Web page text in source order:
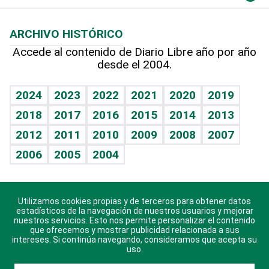
Hablando con el pediatra
Vida y familia
Eñe
Celebrando la vida
Sin complejos
En pocas palabras
Escuchando al corazón
Economía Personal
Línea de hit
TBT Deportivo
Más firmas
Hecho en casa
Guía del dinero
Cumpleaños
Horóscopos
Crucigramas
ARCHIVO HISTÓRICO
Accede al contenido de Diario Libre año por año
desde el 2004.
2024 2023 2022 2021 2020
2019
2018
2017 2016 2015 2014
2013
2012
2011 2010 2009 2008
2007
2006
2005 2004
Descarga nuestras aplicaciones para Android, iOS y
sistema Huawei.
Utilizamos cookies propias y de terceros para obtener datos
estadísticos de la navegación de nuestros usuarios y mejorar
nuestros servicios. Esto nos permite personalizar el contenido
que ofrecemos y mostrar publicidad relacionada a sus
intereses. Si continúa navegando, consideramos que acepta su
uso.